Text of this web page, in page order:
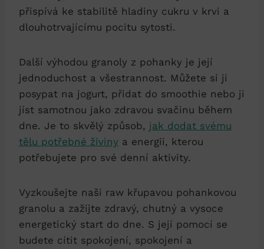
přispívá ke stabilitě hladiny cukru v krvi a
dlouhotrvajícímu pocitu sytosti.
Další výhodou granoly z pohanky je její
jednoduchost a všestrannost. Můžete si ji
posypat na jogurt, přidat do smoothie nebo ji
jíst samotnou jako zdravou svačinu během
dne. Je to skvělý způsob, jak dodat svému
tělu potřebné živiny a energii, kterou
potřebujete pro své denní aktivity.
Vyzkoušejte naši raw křupavou pohankovou
granolu a zažijte zdravý, chutný a vysoce
energetický start do dne. S její pomocí se
budete cítit spokojení, spokojení a